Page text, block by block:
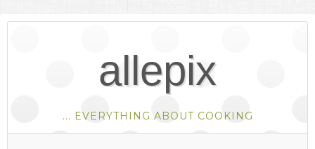
allepix
... EVERYTHING ABOUT COOKING